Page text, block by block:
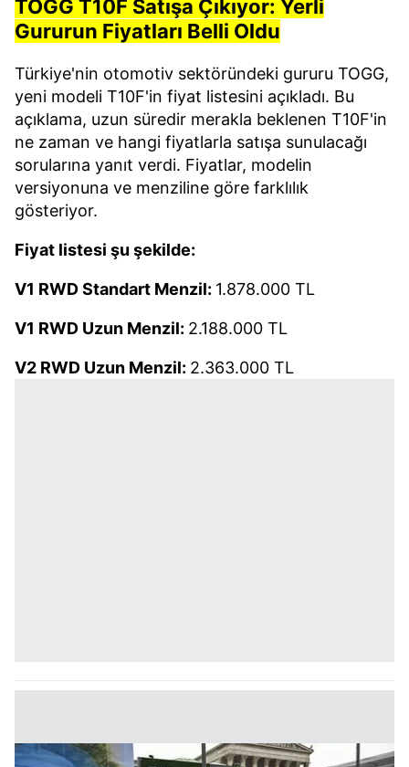
TOGG T10F Satışa Çıkıyor: Yerli
Gururun Fiyatları Belli Oldu
Türkiye'nin otomotiv sektöründeki gururu TOGG,
yeni modeli T10F'in fiyat listesini açıkladı. Bu
açıklama, uzun süredir merakla beklenen T10F'in
ne zaman ve hangi fiyatlarla satışa sunulacağı
sorularına yanıt verdi. Fiyatlar, modelin
versiyonuna ve menziline göre farklılık
gösteriyor.
Fiyat listesi şu şekilde:
V1 RWD Standart Menzil: 1.878.000 TL
V1 RWD Uzun Menzil: 2.188.000 TL
V2 RWD Uzun Menzil: 2.363.000 TL